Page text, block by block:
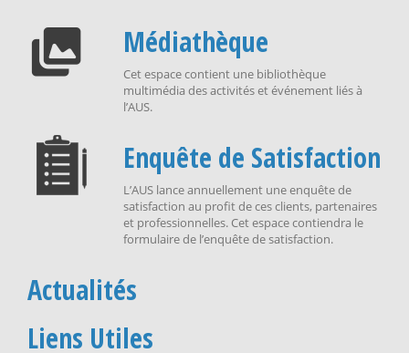
Médiathèque
Cet espace contient une bibliothèque
multimédia des activités et événement liés à
l’AUS.
Enquête de Satisfaction
L’AUS lance annuellement une enquête de
satisfaction au profit de ces clients, partenaires
et professionnelles. Cet espace contiendra le
formulaire de l’enquête de satisfaction.
Actualités
Liens Utiles